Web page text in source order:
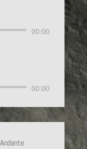
00:00
00:00